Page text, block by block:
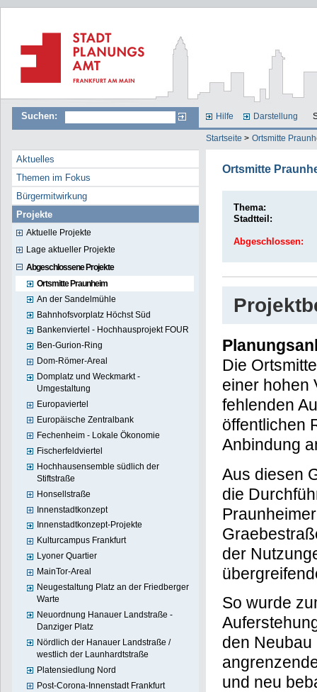
Suchen: Hilfe Darstellung
Startseite > Ortsmitte
Aktuelles
Themen im Fokus
Bürgermitwirkung
Projekte
Aktuelle Projekte
Lage aktueller Projekte
Abgeschlossene Projekte
Ortsmitte Praunheim
An der Sandelmühle
Bahnhofsvorplatz Höchst Süd
Bankenviertel - Hochhausprojekt FOUR
Ben-Gurion-Ring
Dom-Römer-Areal
Domplatz und Weckmarkt -
Umgestaltung
Europaviertel
Europäische Zentralbank
Fechenheim - Lokale Ökonomie
Fischerfeldviertel
Hochhausensemble südlich der
Stiftstraße
Honsellstraße
Innenstadtkonzept
Innenstadtkonzept-Projekte
Kulturcampus Frankfurt
Lyoner Quartier
MainTor-Areal
Neugestaltung Platz an der Friedberger
Warte
Neuordnung Hanauer Landstraße -
Danziger Platz
Nördlich der Hanauer Landstraße /
westlich der Launhardtstraße
Platensiedlung Nord
Post-Corona-Innenstadt Frankfurt
Ortsmitte
Thema:
Stadtteil:
Abgeschlossen:
Die
einer hohen
fehlenden
öffentlichen
Anbindung
Aus diesen
die
der
So wurde
den
und neu